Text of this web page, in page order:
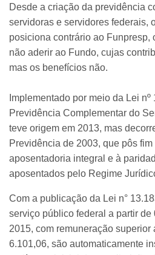
Desde a criação da previdência
servidoras e servidores federais,
posiciona contrário ao Funpresp,
não aderir ao Fundo, cujas
mas os benefícios não.
Implementado por meio da Lei
Previdência Complementar do
teve origem em 2013, mas
Previdência de 2003, que pôs fim
aposentadoria integral e à
aposentados pelo Regime
Com a publicação da Lei n°
serviço público federal a partir de
2015, com remuneração superior
6.101,06, são automaticamente